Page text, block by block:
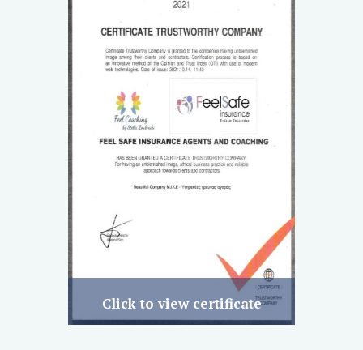
Click to view certificate